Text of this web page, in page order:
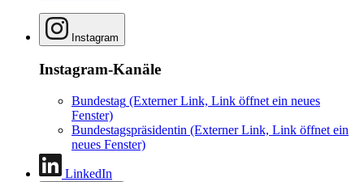
Instagram
Instagram-Kanäle
Bundestag (Externer Link, Link öffnet ein neues
Fenster)
Bundestagspräsidentin (Externer Link, Link öffnet ein
neues Fenster)
LinkedIn